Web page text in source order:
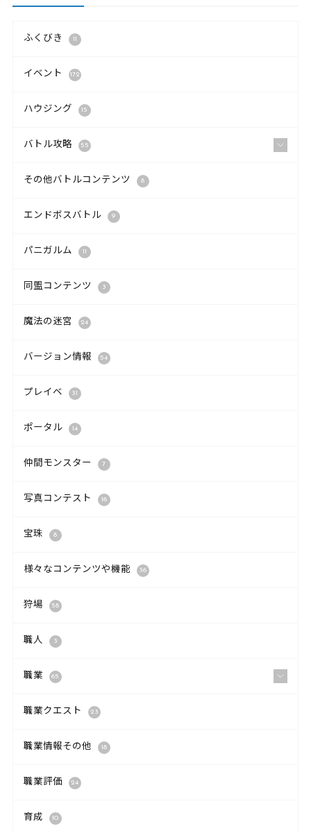
ふくびき 11
イベント 172
ハウジング 15
バトル攻略 55
その他バトルコンテンツ 8
エンドボスバトル 9
パニガルム 11
同盟コンテンツ 3
魔法の迷宮 24
バージョン情報 54
プレイベ 31
ポータル 14
仲間モンスター 7
写真コンテスト 16
宝珠 8
様々なコンテンツや機能 36
狩場 58
職人 3
職業 65
職業クエスト 23
職業情報その他 18
職業評価 24
育成 10